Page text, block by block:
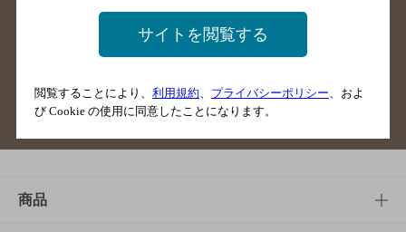
掲載店舗様ログイン
サイトマップ ご意見・ご感想
商品
サイトを閲覧する
閲覧することにより、 利用規約、 プライバシーポリシー、およ
び Cookie の使用に同意したことになります。